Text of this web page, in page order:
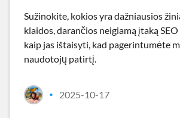
Sužinokite, kokios yra dažniausios
klaidos, darančios neigiamą įtaką
kaip jas ištaisyti, kad pagerintumėte
naudotojų patirtį.
• 2025-10-17